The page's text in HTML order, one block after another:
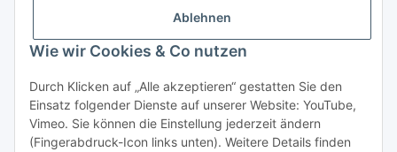
Ablehnen
Wie wir Cookies & Co nutzen
Durch Klicken auf „Alle akzeptieren“ gestatten Sie den
Einsatz folgender Dienste auf unserer Website: YouTube,
Vimeo. Sie können die Einstellung jederzeit ändern
(Fingerabdruck-Icon links unten). Weitere Details finden
Gesetzliche Informationen